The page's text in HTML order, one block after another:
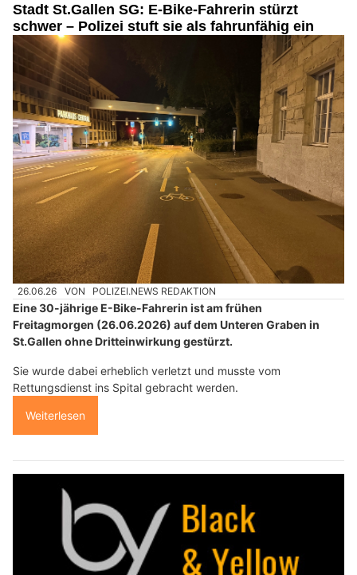
Stadt St.Gallen SG: E-Bike-Fahrerin stürzt
schwer – Polizei stuft sie als fahrunfähig ein
26.06.26 VON POLIZEI.NEWS REDAKTION
Eine 30-jährige E-Bike-Fahrerin ist am frühen
Freitagmorgen (26.06.2026) auf dem Unteren Graben in
St.Gallen ohne Dritteinwirkung gestürzt.
Sie wurde dabei erheblich verletzt und musste vom
Rettungsdienst ins Spital gebracht werden.
Weiterlesen